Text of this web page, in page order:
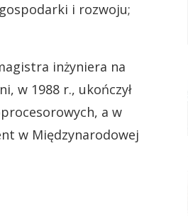
i rozwoju;
inżyniera na
w 1988 r., ukończył
a w
w Międzynarodowej